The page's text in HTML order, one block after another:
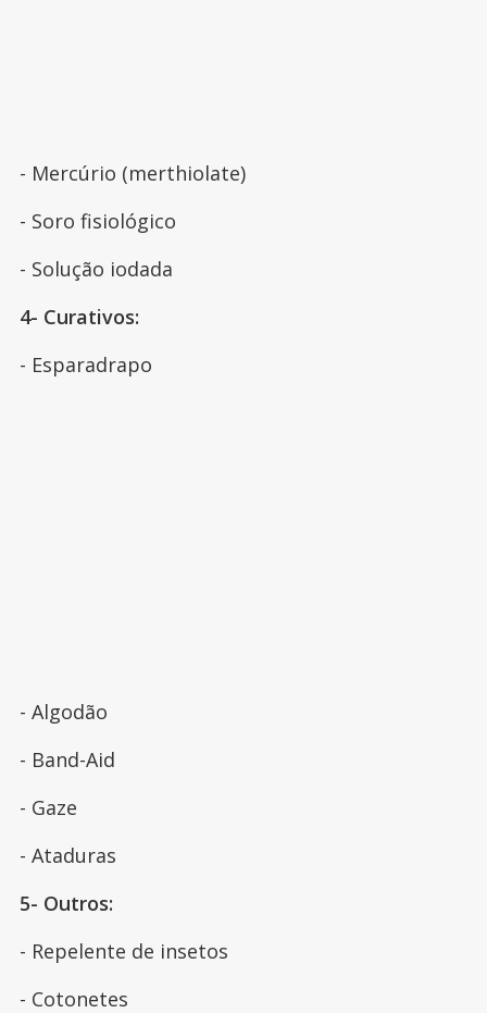
- Mercúrio (merthiolate)
- Soro fisiológico
- Solução iodada
4- Curativos:
- Esparadrapo
- Algodão
- Band-Aid
- Gaze
- Ataduras
5- Outros:
- Repelente de insetos
- Cotonetes